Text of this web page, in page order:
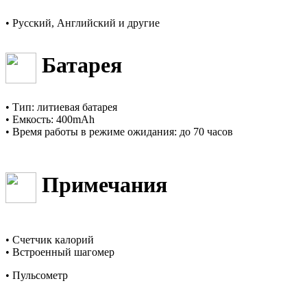
• Русский, Английский и другие
Батарея
• Тип: литиевая батарея
• Емкость: 400mAh
• Время работы в режиме ожидания: до 70 часов
Примечания
• Счетчик калорий
• Встроенный шагомер
• Пульсометр